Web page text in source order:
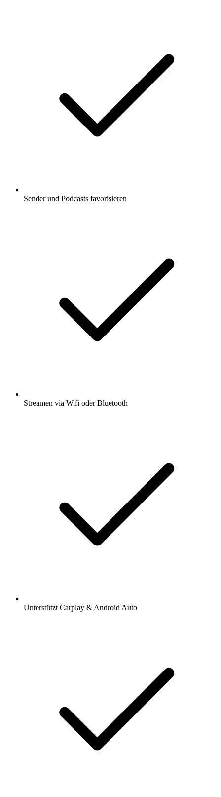
Sender und Podcasts favorisieren
Streamen via Wifi oder Bluetooth
Unterstützt Carplay & Android Auto